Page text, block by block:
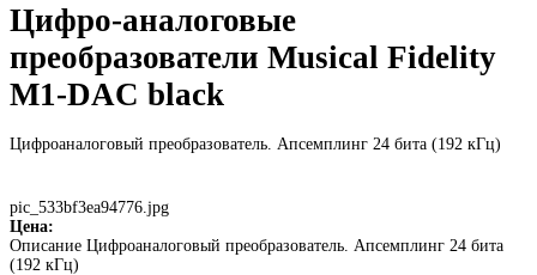
Цифро-аналоговые
преобразователи Musical Fidelity
M1-DAC black
Цифроаналоговый преобразователь. Апсемплинг 24 бита (192 кГц)
pic_533bf3ea94776.jpg
Цена:
Описание Цифроаналоговый преобразователь. Апсемплинг 24 бита
(192 кГц)